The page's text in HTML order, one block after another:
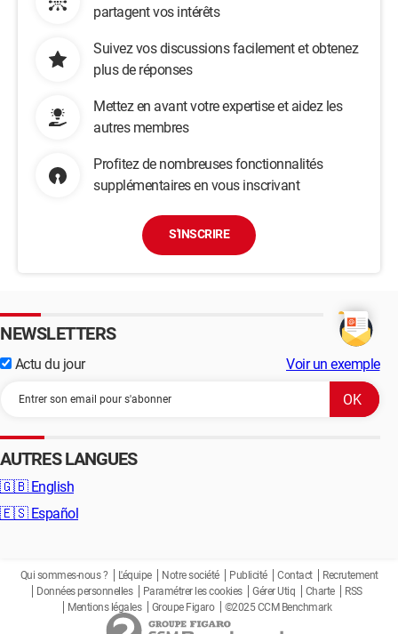
partagent vos intérêts
Suivez vos discussions facilement et obtenez
plus de réponses
Mettez en avant votre expertise et aidez les
autres membres
Profitez de nombreuses fonctionnalités
supplémentaires en vous inscrivant
S'INSCRIRE
NEWSLETTERS
Actu du jour Voir un exemple
AUTRES LANGUES
🇬🇧 English
🇪🇸 Español
Qui sommes-nous ? L'équipe Notre société Publicité Contact
Recrutement
Données personnelles
Paramétrer les cookies Gérer Utiq Charte
RSS
Mentions légales
Groupe Figaro ©2025 CCM Benchmark